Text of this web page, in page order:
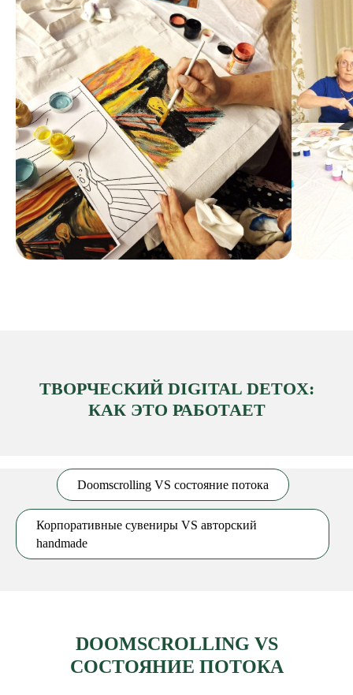
ТВОРЧЕСКИЙ DIGITAL DETOX:
КАК ЭТО РАБОТАЕТ
Doomscrolling VS состояние потока
Корпоративные сувениры VS авторский
handmade
DOOMSCROLLING VS
СОСТОЯНИЕ ПОТОКА